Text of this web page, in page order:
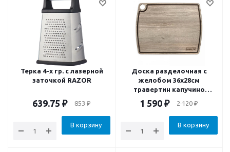
Терка 4-х гр. с лазерной
заточкой RAZOR
639.75 ₽ 853₽
В корзину
Доска разделочная c
желобом 36х28см
травертин капучино
композитный материал
1 590 ₽ 2 120₽
В корзину